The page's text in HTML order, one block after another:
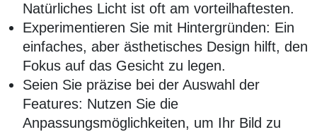
Natürliches Licht ist oft am vorteilhaftesten.
Experimentieren Sie mit Hintergründen: Ein
einfaches, aber ästhetisches Design hilft, den
Fokus auf das Gesicht zu legen.
Seien Sie präzise bei der Auswahl der
Features: Nutzen Sie die
Anpassungsmöglichkeiten, um Ihr Bild zu